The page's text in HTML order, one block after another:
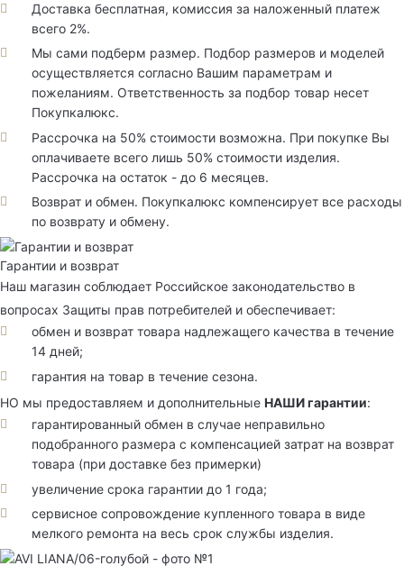
Доставка бесплатная, комиссия за наложенный платеж
всего 2%.
Мы сами подберм размер. Подбор размеров и моделей
осуществляется согласно Вашим параметрам и
пожеланиям. Ответственность за подбор товар несет
Покупкалюкс.
Рассрочка на 50% стоимости возможна. При покупке Вы
оплачиваете всего лишь 50% стоимости изделия.
Рассрочка на остаток - до 6 месяцев.
Возврат и обмен. Покупкалюкс компенсирует все расходы
по возврату и обмену.
Гарантии и возврат
Наш магазин соблюдает Российское законодательство в
вопросах Защиты прав потребителей и обеспечивает:
обмен и возврат товара надлежащего качества в течение
14 дней;
гарантия на товар в течение сезона.
НО мы предоставляем и дополнительные НАШИ гарантии:
гарантированный обмен в случае неправильно
подобранного размера с компенсацией затрат на возврат
товара (при доставке без примерки)
увеличение срока гарантии до 1 года;
сервисное сопровождение купленного товара в виде
мелкого ремонта на весь срок службы изделия.